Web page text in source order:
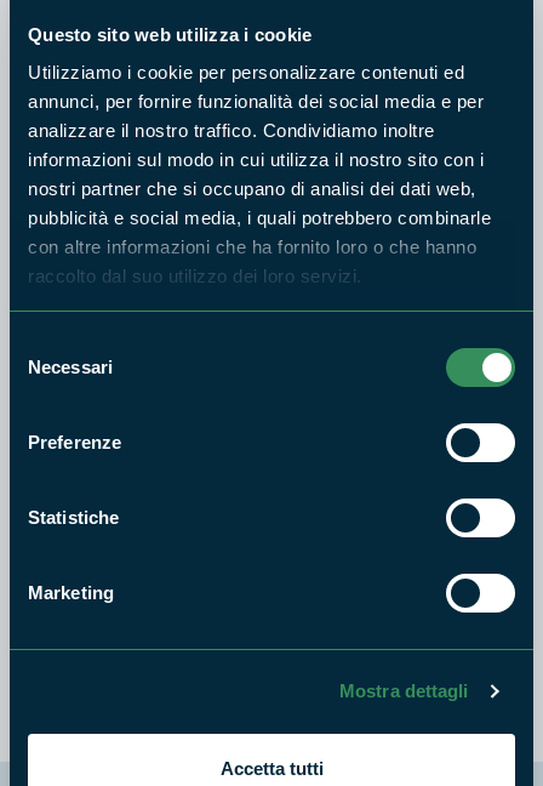
Questo sito web utilizza i cookie
Utilizziamo i cookie per personalizzare contenuti ed
annunci, per fornire funzionalità dei social media e per
analizzare il nostro traffico. Condividiamo inoltre
informazioni sul modo in cui utilizza il nostro sito con i
nostri partner che si occupano di analisi dei dati web,
pubblicità e social media, i quali potrebbero combinarle
con altre informazioni che ha fornito loro o che hanno
raccolto dal suo utilizzo dei loro servizi.
delNecessari
Preferenze
Statistiche
Marketing
Mostra dettagli
Accetta tutti
DELLA LAGA
372 Amatrice (366) - Fonte
Cerasa (CAI)
Difficoltà:
E
DELLA LAGA
CAI 359A variante per Rif. le
PARCO NAZIONALE GRAN SASSO E MONTI
Innamorato) - 365 (Colle
1h e 30m